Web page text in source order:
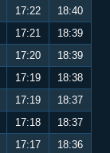
17:22
18:40
17:21
18:39
17:20
18:39
17:19
18:38
17:19
18:37
17:18
18:37
17:17
18:36